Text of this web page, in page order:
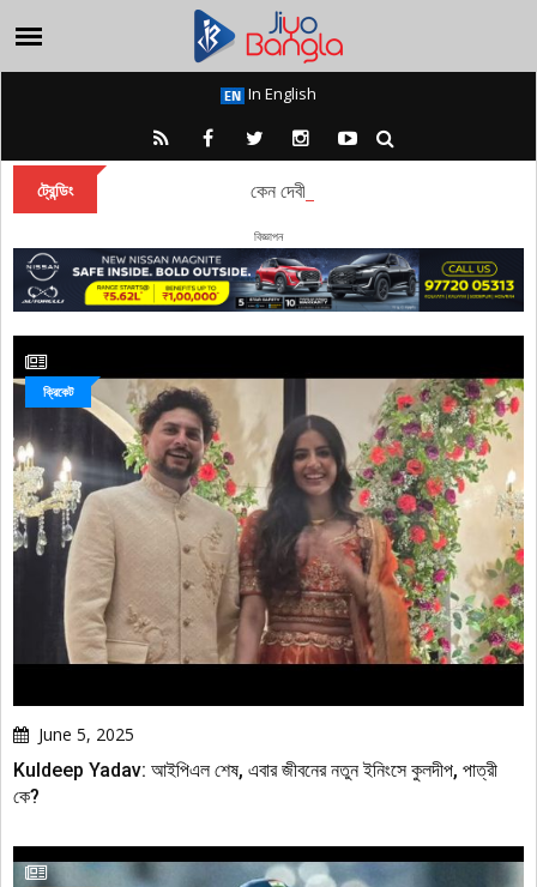
In English
ট্রেন্ডিং কেন দেবী দুর্গা বারাণসীতে চিরকাল অধিষ্ঠান
বিজ্ঞাপন
ক্রিকেট
June 5, 2025
Kuldeep Yadav: আইপিএল শেষ, এবার জীবনের নতুন ইনিংসে কুলদীপ, পাত্রী
কে?